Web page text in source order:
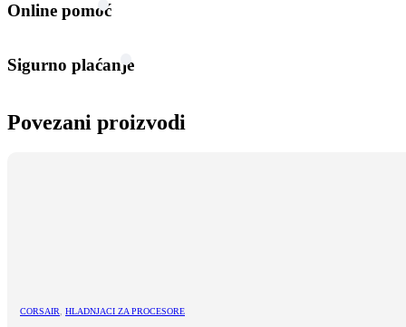
Online pomoć
Sigurno plaćanje
Povezani proizvodi
CORSAIR, HLADNJACI ZA PROCESORE